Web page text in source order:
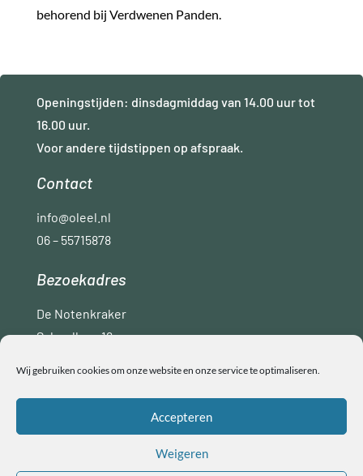
Wij gebruiken cookies om onze website en onze service te optimaliseren.
Accepteren
Weigeren
behorend bij Verdwenen Panden.
Openingstijden: dinsdagmiddag van 14.00 uur tot
16.00 uur.
Voor andere tijdstippen op afspraak.
Contact
info@oleel.nl
06 – 55715878
Bezoekadres
De Notenkraker
Schoollaan 16